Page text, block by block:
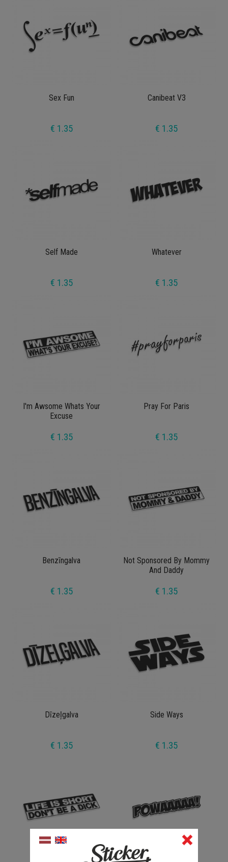
Sex Fun
€ 1.35
Canibeat V3
€ 1.35
Self Made
€ 1.35
Whatever
€ 1.35
I'm Awsome Whats Your
Excuse
€ 1.35
Pray For Paris
€ 1.35
Benzīngalva
€ 1.35
Not Sponsored By Mommy
And Daddy
€ 1.35
Dīzeļgalva
€ 1.35
Side Ways
€ 1.35